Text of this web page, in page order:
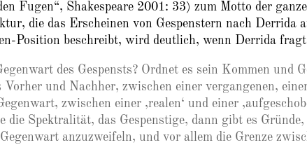
Fugen“, Shakespeare 2001: 33) zum Motto der
die das Erscheinen von Gespenstern nach Derrida
Position beschreibt, wird deutlich, wenn Derrida
des Gespensts? Ordnet es sein Kommen und
Vorher und Nachher, zwischen einer vergangenen,
zwischen einer ‚realen‘ und einer
die Spektralität, das Gespenstige, dann gibt es Gründe,
anzuzweifeln, und vor allem die Grenze